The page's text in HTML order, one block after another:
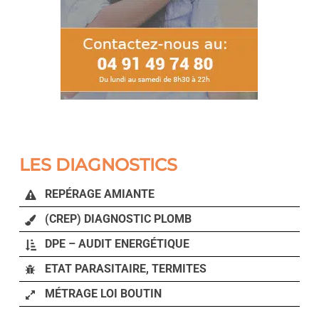
LES DIAGNOSTICS
REPÉRAGE AMIANTE
(CREP) DIAGNOSTIC PLOMB
DPE – AUDIT ENERGÉTIQUE
ETAT PARASITAIRE, TERMITES
MÉTRAGE LOI BOUTIN